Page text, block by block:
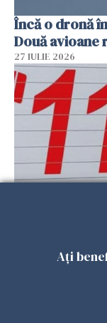
Încă o dronă
Două avioane
27 IULIE 2026
căutări, după
văzut un
Ați